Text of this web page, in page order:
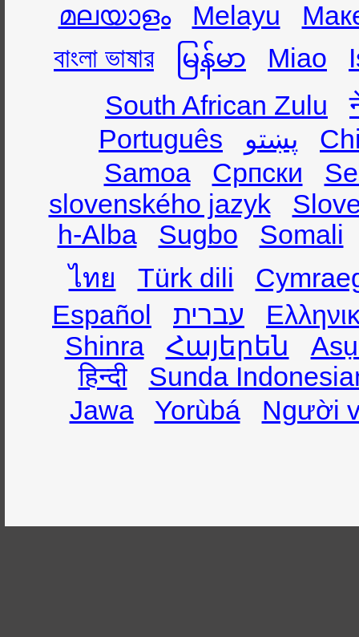
മലയാളം
Melayu
বাংলা ভাষার
မြန်မာ Miao
South African Zulu
Português
پښتو
Samoa
Српски
slovenského jazyk
h-Alba
Sugbo
Somali
ไทย
Türk dili
Español
עברית
Shinra
Հայերեն
हिन्दी
Sunda
Jawa
Yorùbá Người